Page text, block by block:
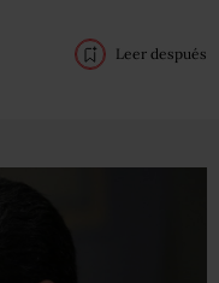
Leer después